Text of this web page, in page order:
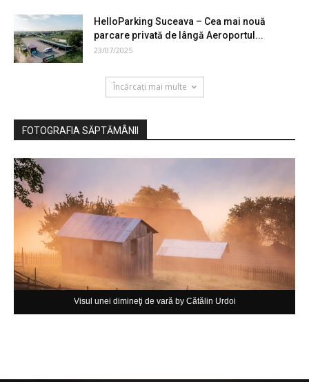
HelloParking Suceava – Cea mai nouă
parcare privată de lângă Aeroportul...
23/07/2025
Încărcați mai multe
FOTOGRAFIA SĂPTĂMÂNII
Visul unei dimineţi de vară by Cătălin Urdoi